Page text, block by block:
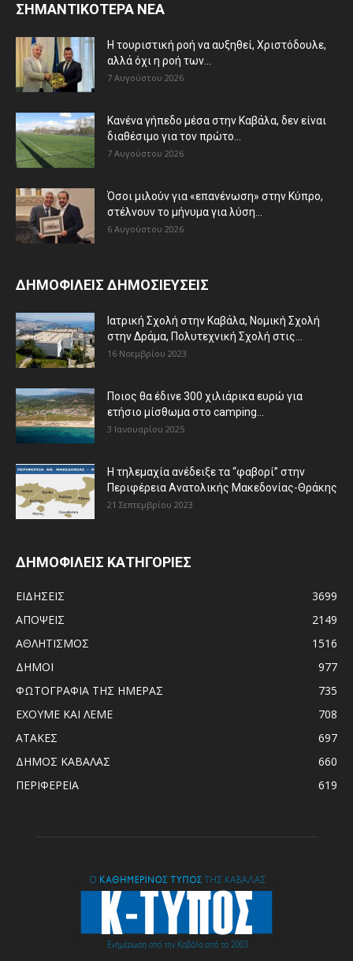
ΣΗΜΑΝΤΙΚΟΤΕΡΑ ΝΕΑ
Η τουριστική ροή να αυξηθεί, Χριστόδουλε,
αλλά όχι η ροή των...
7 Αυγούστου 2026
Κανένα γήπεδο μέσα στην Καβάλα, δεν είναι
διαθέσιμο για τον πρώτο...
7 Αυγούστου 2026
Όσοι μιλούν για «επανένωση» στην Κύπρο,
στέλνουν το μήνυμα για λύση...
6 Αυγούστου 2026
ΔΗΜΟΦΙΛΕΙΣ ΔΗΜΟΣΙΕΥΣΕΙΣ
Ιατρική Σχολή στην Καβάλα, Νομική Σχολή
στην Δράμα, Πολυτεχνική Σχολή στις...
16 Νοεμβρίου 2023
Ποιος θα έδινε 300 χιλιάρικα ευρώ για
ετήσιο μίσθωμα στο camping...
3 Ιανουαρίου 2025
Η τηλεμαχία ανέδειξε τα “φαβορί” στην
Περιφέρεια Ανατολικής Μακεδονίας-Θράκης
21 Σεπτεμβρίου 2023
ΔΗΜΟΦΙΛΕΙΣ ΚΑΤΗΓΟΡΙΕΣ
ΕΙΔΗΣΕΙΣ
3699
ΑΠΟΨΕΙΣ
2149
ΑΘΛΗΤΙΣΜΟΣ
1516
ΔΗΜΟΙ
977
ΦΩΤΟΓΡΑΦΙΑ ΤΗΣ ΗΜΕΡΑΣ
735
ΕΧΟΥΜΕ ΚΑΙ ΛΕΜΕ
708
ΑΤΑΚΕΣ
697
ΔΗΜΟΣ ΚΑΒΑΛΑΣ
660
ΠΕΡΙΦΕΡΕΙΑ
619